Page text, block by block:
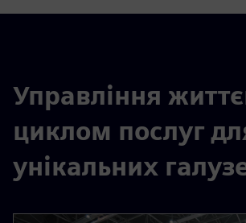
Управління
циклом послуг
унікальних